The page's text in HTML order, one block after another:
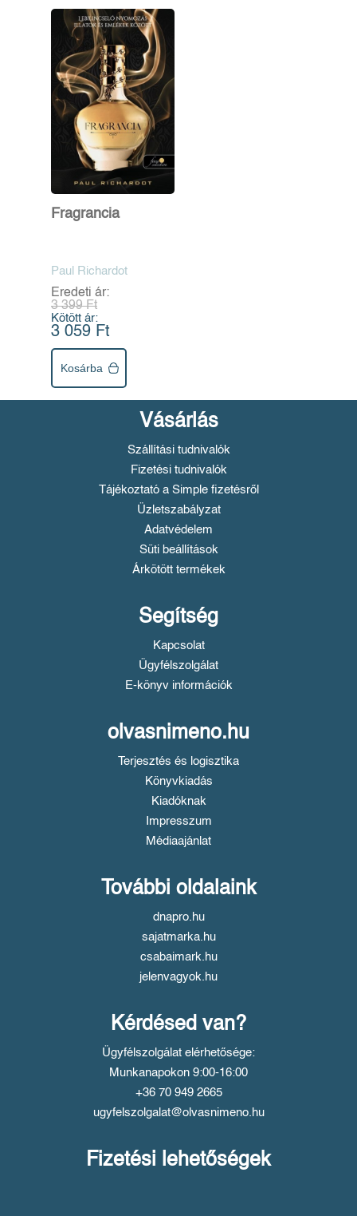
Fragrancia
Paul Richardot
Eredeti ár:
3 399 Ft
Kötött ár:
3 059 Ft
Kosárba
Vásárlás
Szállítási tudnivalók
Fizetési tudnivalók
Tájékoztató a Simple fizetésről
Üzletszabályzat
Adatvédelem
Süti beállítások
Árkötött termékek
Segítség
Kapcsolat
Ügyfélszolgálat
E-könyv információk
olvasnimeno.hu
Terjesztés és logisztika
Könyvkiadás
Kiadóknak
Impresszum
Médiaajánlat
További oldalaink
dnapro.hu
sajatmarka.hu
csabaimark.hu
jelenvagyok.hu
Kérdésed van?
Ügyfélszolgálat elérhetősége:
Munkanapokon 9:00-16:00
+36 70 949 2665
ugyfelszolgalat@olvasnimeno.hu
Fizetési lehetőségek